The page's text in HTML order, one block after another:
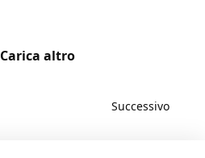
Carica altro
Successivo